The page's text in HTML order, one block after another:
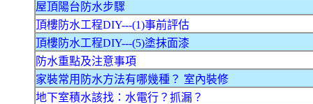
屋頂陽台防水步驟
頂樓防水工程DIY---(1)事前評估
頂樓防水工程DIY---(5)塗抹面漆
防水重點及注意事項
家裝常用防水方法有哪幾種？ 室內裝修
地下室積水該找：水電行？抓漏？